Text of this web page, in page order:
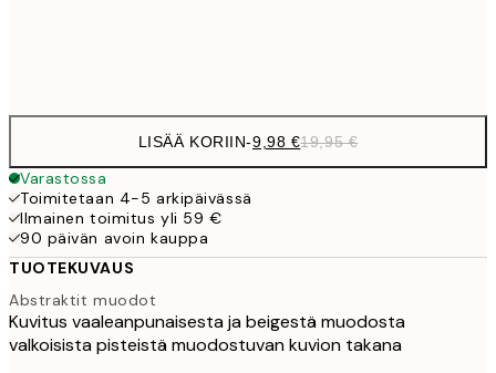
LISÄÄ KORIIN-9,98 €19,95 €
Varastossa
Toimitetaan 4-5 arkipäivässä
Ilmainen toimitus yli 59 €
90 päivän avoin kauppa
TUOTEKUVAUS
Abstraktit muodot
Kuvitus vaaleanpunaisesta ja beigestä muodosta
valkoisista pisteistä muodostuvan kuvion takana